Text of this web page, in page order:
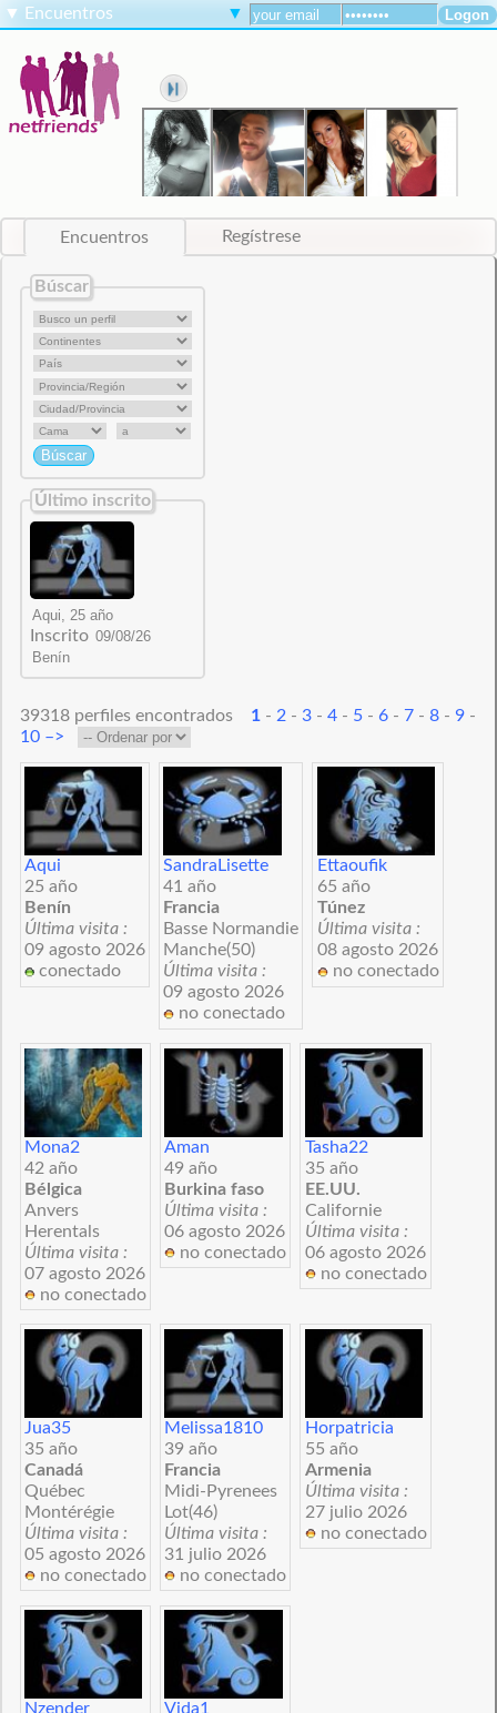
▼ Encuentros ▼
Encuentros Regístrese
Búscar
Último inscrito
Inscrito
39318 perfiles encontrados 1- 2 - 3- 4- 5- 6- 7- 8- 9-
10–>
Aqui
25 año
Benín
Última visita :
09 agosto 2026
conectado
SandraLisette
41 año
Francia
Basse Normandie
Manche(50)
Última visita :
09 agosto 2026
no conectado
Ettaoufik
65 año
Túnez
Última visita :
08 agosto 2026
no conectado
Mona2
42 año
Bélgica
Anvers
Herentals
Última visita :
07 agosto 2026
no conectado
Aman
49 año
Burkina faso
Última visita :
06 agosto 2026
no conectado
Tasha22
35 año
EE.UU.
Californie
Última visita :
06 agosto 2026
no conectado
Jua35
35 año
Canadá
Québec
Montérégie
Última visita :
05 agosto 2026
no conectado
Melissa1810
39 año
Francia
Midi-Pyrenees
Lot(46)
Última visita :
31 julio 2026
no conectado
Horpatricia
55 año
Armenia
Última visita :
27 julio 2026
no conectado
Nzender
Vida1